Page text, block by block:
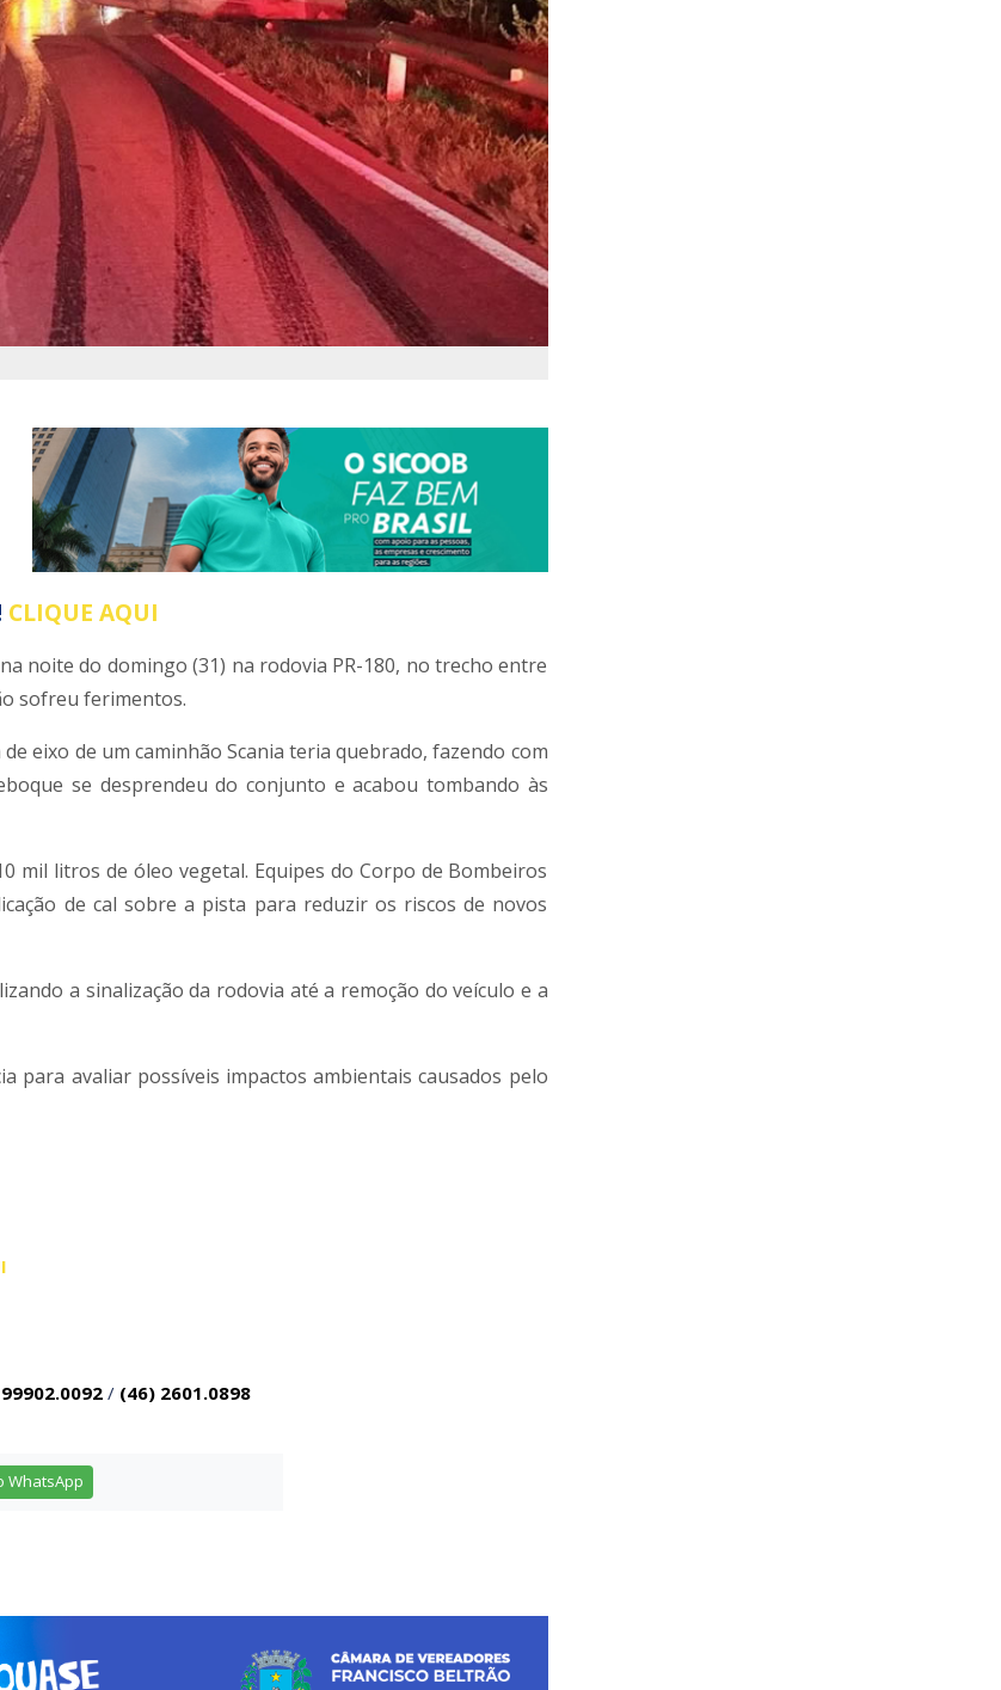
CLIQUE AQUI
noite do domingo (31) na rodovia PR-180, no trecho entre
sofreu ferimentos.
eixo de um caminhão Scania teria quebrado, fazendo com
se desprendeu do conjunto e acabou tombando às
mil litros de óleo vegetal. Equipes do Corpo de Bombeiros
de cal sobre a pista para reduzir os riscos de novos
a sinalização da rodovia até a remoção do veículo e a
para avaliar possíveis impactos ambientais causados pelo
/ (46) 2601.0898
WhatsApp